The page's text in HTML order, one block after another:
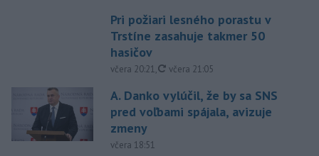
Pri požiari lesného porastu v
Trstíne zasahuje takmer 50
hasičov
včera 20:21, aktualizované
včera 21:05
A. Danko vylúčil, že by sa SNS
pred voľbami spájala, avizuje
zmeny
včera 18:51